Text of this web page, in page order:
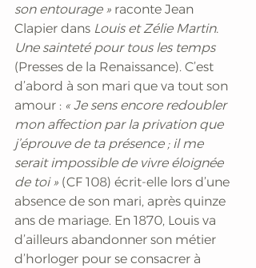
son entourage » raconte Jean
Clapier dans Louis et Zélie Martin.
Une sainteté pour tous les temps
(Presses de la Renaissance). C’est
d’abord à son mari que va tout son
amour : « Je sens encore redoubler
mon affection par la privation que
j’éprouve de ta présence ; il me
serait impossible de vivre éloignée
de toi » (CF 108) écrit-elle lors d’une
absence de son mari, après quinze
ans de mariage. En 1870, Louis va
d’ailleurs abandonner son métier
d’horloger pour se consacrer à